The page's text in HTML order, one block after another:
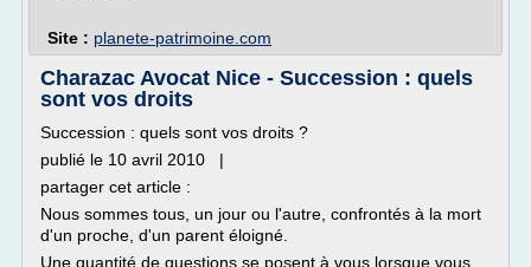
Site : planete-patrimoine.com
Charazac Avocat Nice - Succession : quels
sont vos droits
Succession : quels sont vos droits ?
publié le 10 avril 2010 |
partager cet article :
Nous sommes tous, un jour ou l'autre, confrontés à la mort
d'un proche, d'un parent éloigné.
Une quantité de questions se posent à vous lorsque vous